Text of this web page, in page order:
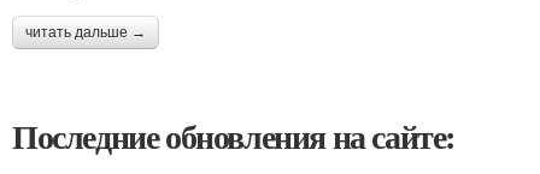
читать дальше →
Последние обновления на сайте: